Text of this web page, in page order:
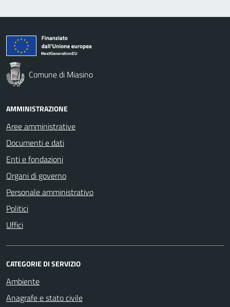
Comune di Miasino
AMMINISTRAZIONE
Aree amministrative
Documenti e dati
Enti e fondazioni
Organi di governo
Personale amministrativo
Politici
Uffici
CATEGORIE DI SERVIZIO
Ambiente
Anagrafe e stato civile